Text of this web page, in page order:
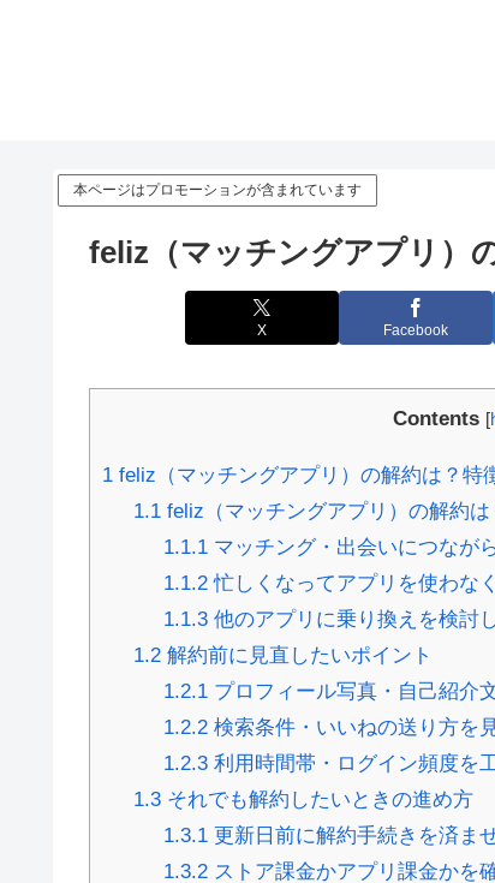
本ページはプロモーションが含まれています
feliz（マッチングアプリ）
X Facebook
Contents [
1 feliz（マッチングアプリ）の解約は？特
1.1feliz（マッチングアプリ）の解約
1.1.1 マッチング・出会いにつなが
1.1.2 忙しくなってアプリを使わな
1.1.3 他のアプリに乗り換えを検討
1.2解約前に見直したいポイント
1.2.1 プロフィール写真・自己紹介
1.2.2 検索条件・いいねの送り方を
1.2.3 利用時間帯・ログイン頻度を
1.3それでも解約したいときの進め方
1.3.1 更新日前に解約手続きを済ま
1.3.2 ストア課金かアプリ課金かを